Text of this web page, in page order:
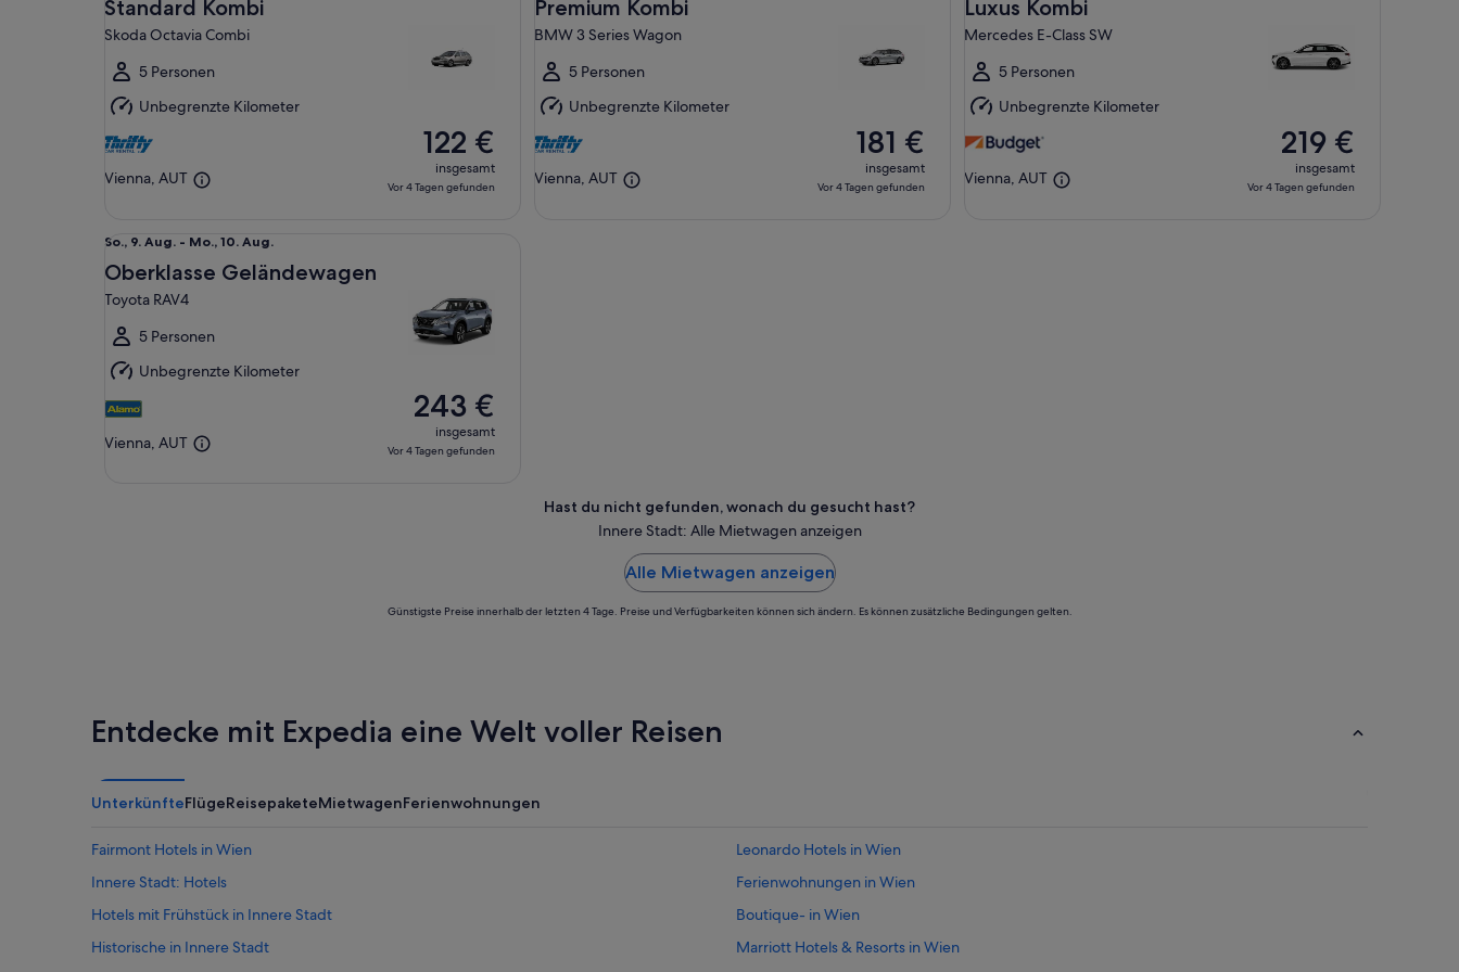
Aug.
bis
Mo.,
10.
Aug.
Standard Kombi
Skoda Octavia Combi
5 Personen
Unbegrenzte Kilometer
Vienna, AUT
122 €
insgesamt
Vor 4 Tagen gefunden
Aug.
bis
Mo.,
10.
Aug.
Premium Kombi
BMW 3 Series Wagon
5 Personen
Unbegrenzte Kilometer
Vienna, AUT
181 €
insgesamt
Vor 4 Tagen gefunden
Aug.
bis
Mo.,
10.
Aug.
Luxus Kombi
Mercedes E-Class SW
5 Personen
Unbegrenzte Kilometer
Vienna, AUT
219 €
insgesamt
Vor 4 Tagen gefunden
So.,
9.
Aug.
bis
Mo.,
10.
Aug.
So., 9. Aug. - Mo., 10. Aug.
Oberklasse Geländewagen
Toyota RAV4
5 Personen
Unbegrenzte Kilometer
Vienna, AUT
243 €
insgesamt
Vor 4 Tagen gefunden
Hast du nicht gefunden, wonach du gesucht hast?
Innere Stadt: Alle Mietwagen anzeigen
Alle Mietwagen anzeigen
Günstigste Preise innerhalb der letzten 4 Tage. Preise und Verfügbarkeiten können sich ändern. Es können zusätzliche Bedingungen gelten.
Entdecke mit Expedia eine Welt voller Reisen
UnterkünfteFlügeReisepaketeMietwagenFerienwohnungen
Fairmont Hotels in Wien
Leonardo Hotels in Wien
Innere Stadt: Hotels
Ferienwohnungen in Wien
Hotels mit Frühstück in Innere Stadt
Boutique- in Wien
Historische in Innere Stadt
Marriott Hotels & Resorts in Wien